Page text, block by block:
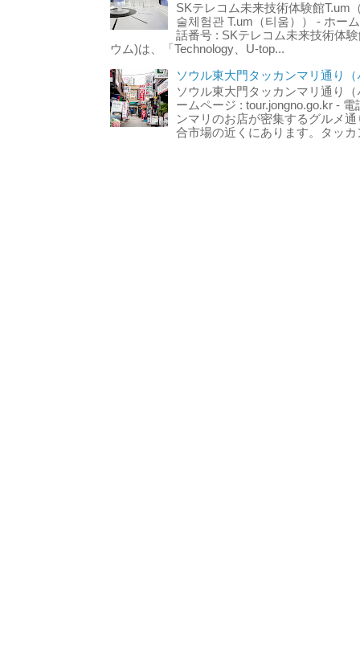
SKテレコム未来技術体験館T.um
술체험관 T.um（티움）） - ホー
話番号 : SKテレコム未来技術体
ウム)は、「Technology、U-top...
ソウル東大門タッカンマリ通り
ソウル東大門タッカンマリ通り
ームページ : tour.jongno.go.kr -
ンマリのお店が密集するグルメ
合市場の近くにあります。タッ